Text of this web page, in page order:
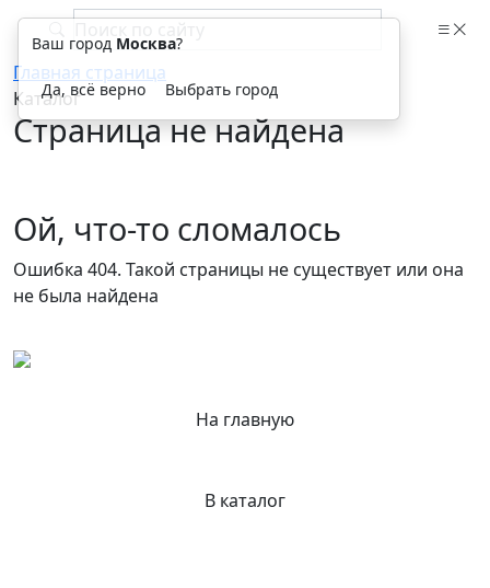
Главная страница
Каталог
Страница не найдена
Ой, что-то сломалось
Ошибка 404. Такой страницы не существует или она
не была найдена
На главную
В каталог
Ваш город Москва?
Да, всё верно Выбрать город